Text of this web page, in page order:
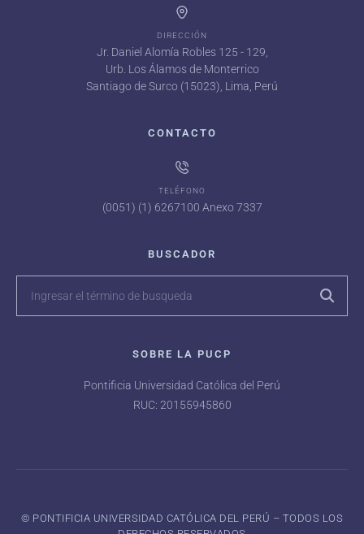
DIRECCIÓN
Jr. Daniel Alomía Robles 125 - 129,
Urb. Los Álamos de Monterrico
Santiago de Surco (15023), Lima, Perú
CONTACTO
TELÉFONO
(0051) (1) 6267100 Anexo 7337
BUSCADOR
SOBRE LA PUCP
Pontificia Universidad Católica del Perú
RUC: 20155945860
©️ PONTIFICIA UNIVERSIDAD CATÓLICA DEL PERÚ – TODOS LOS